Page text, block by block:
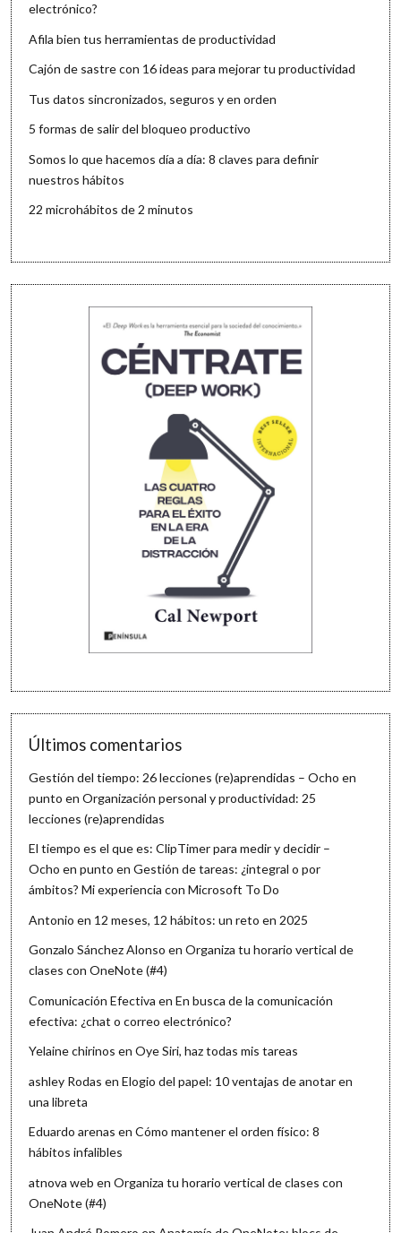
electrónico?
Afila bien tus herramientas de productividad
Cajón de sastre con 16 ideas para mejorar tu productividad
Tus datos sincronizados, seguros y en orden
5 formas de salir del bloqueo productivo
Somos lo que hacemos día a día: 8 claves para definir
nuestros hábitos
22 microhábitos de 2 minutos
Últimos comentarios
Gestión del tiempo: 26 lecciones (re)aprendidas – Ocho en
punto enOrganización personal y productividad: 25
lecciones (re)aprendidas
El tiempo es el que es: ClipTimer para medir y decidir –
Ocho en punto enGestión de tareas: ¿integral o por
ámbitos? Mi experiencia con Microsoft To Do
Antonio en 12 meses, 12 hábitos: un reto en 2025
Gonzalo Sánchez Alonso enOrganiza tu horario vertical de
clases con OneNote (#4)
Comunicación Efectiva enEn busca de la comunicación
efectiva: ¿chat o correo electrónico?
Yelaine chirinos enOye Siri, haz todas mis tareas
ashley Rodas enElogio del papel: 10 ventajas de anotar en
una libreta
Eduardo arenas enCómo mantener el orden físico: 8
hábitos infalibles
atnova web enOrganiza tu horario vertical de clases con
OneNote (#4)